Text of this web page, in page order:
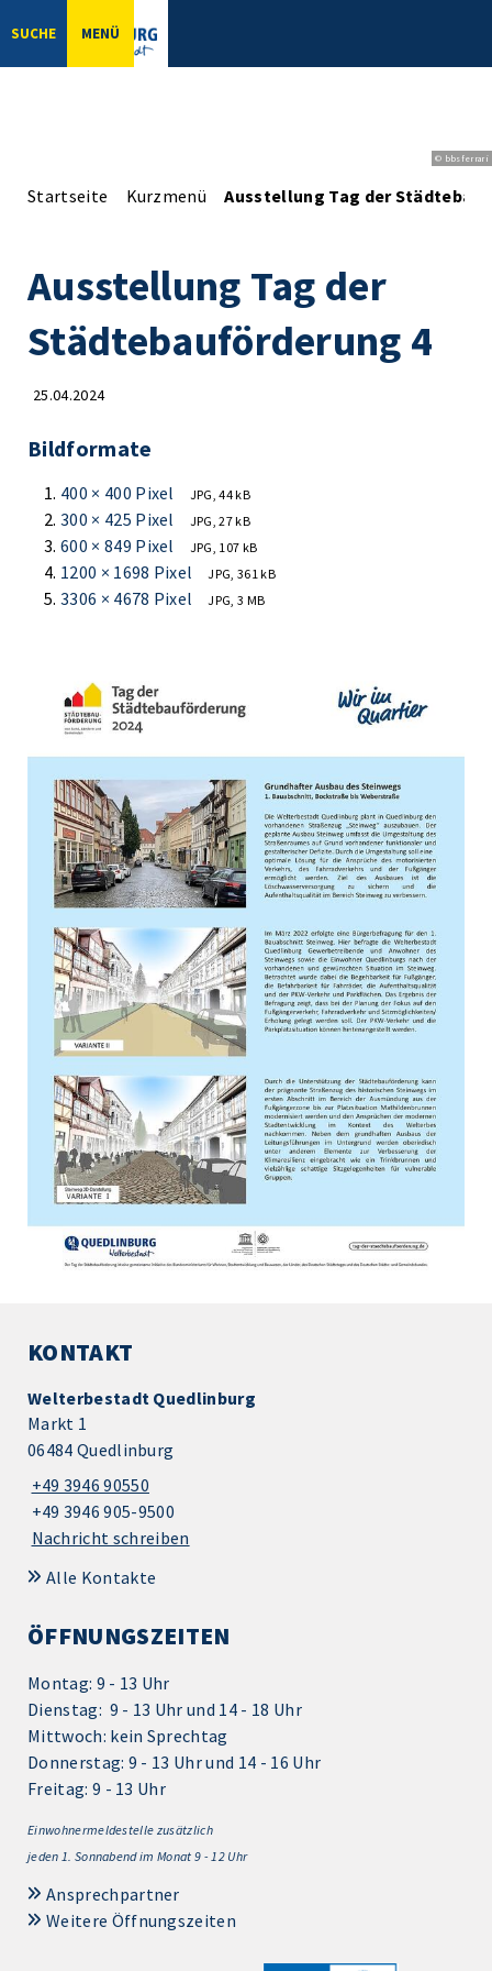
SUCHE MENÜ
© bbsferrari
Startseite Kurzmenü Ausstellung Tag der
Ausstellung Tag der
Städtebauförderung 4
25.04.2024
Bildformate
400 × 400 Pixel JPG, 44 kB
300 × 425 Pixel JPG, 27 kB
600 × 849 Pixel JPG, 107 kB
1200 × 1698 Pixel JPG, 361 kB
3306 × 4678 Pixel JPG, 3 MB
KONTAKT
Welterbestadt Quedlinburg
Markt 1
06484 Quedlinburg
+49 3946 90550
+49 3946 905-9500
Nachricht schreiben
Alle Kontakte
ÖFFNUNGSZEITEN
Montag: 9 - 13 Uhr
Dienstag: 9 - 13 Uhr und 14 - 18 Uhr
Mittwoch: kein Sprechtag
Donnerstag: 9 - 13 Uhr und 14 - 16 Uhr
Freitag: 9 - 13 Uhr
Einwohnermeldestelle zusätzlich
jeden 1. Sonnabend im Monat 9 - 12 Uhr
Ansprechpartner
Weitere Öffnungszeiten